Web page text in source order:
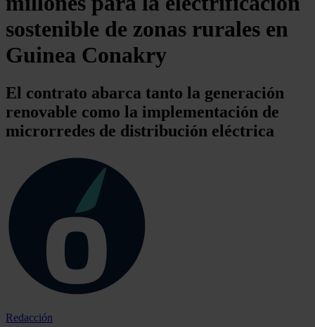
sostenible de zonas rurales en
Guinea Conakry
El contrato abarca tanto la generación
renovable como la implementación de
microrredes de distribución eléctrica
Redacción